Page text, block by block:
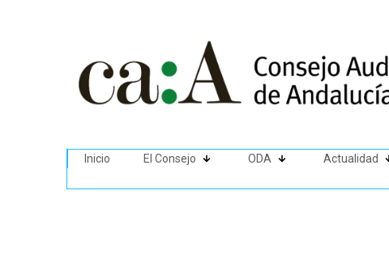
Inicio El Consejo ODA Actualidad